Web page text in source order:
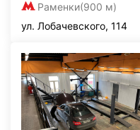
Раменки(900 м)
ул. Лобачевского, 114